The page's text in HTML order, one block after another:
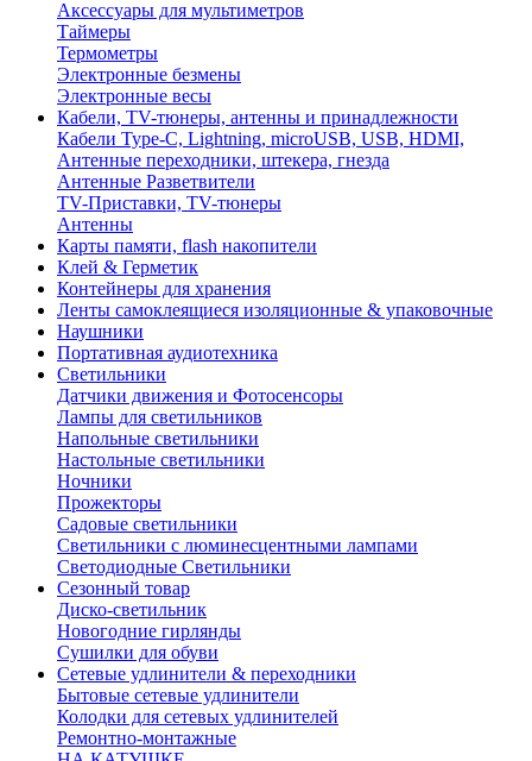
Аксессуары для мультиметров
Таймеры
Термометры
Электронные безмены
Электронные весы
Кабели, TV-тюнеры, антенны и принадлежности
Кабели Type-C, Lightning, microUSB, USB, HDMI,
Антенные переходники, штекера, гнезда
Антенные Разветвители
TV-Приставки, TV-тюнеры
Антенны
Карты памяти, flash накопители
Клей & Герметик
Контейнеры для хранения
Ленты самоклеящиеся изоляционные & упаковочные
Наушники
Портативная аудиотехника
Светильники
Датчики движения и Фотосенсоры
Лампы для светильников
Напольные светильники
Настольные светильники
Ночники
Прожекторы
Садовые светильники
Светильники с люминесцентными лампами
Светодиодные Светильники
Сезонный товар
Диско-светильник
Новогодние гирлянды
Сушилки для обуви
Сетевые удлинители & переходники
Бытовые сетевые удлинители
Колодки для сетевых удлинителей
Ремонтно-монтажные